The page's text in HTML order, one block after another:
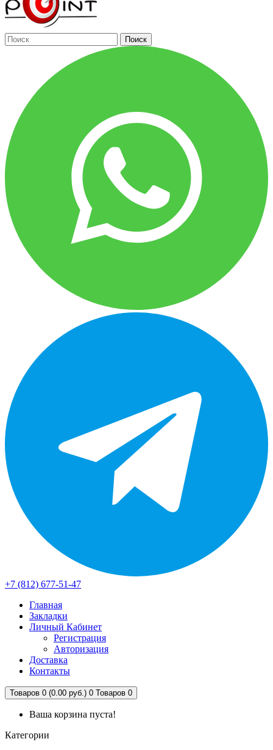
Поиск
+7 (812) 677-51-47
Главная
Закладки
Личный Кабинет
Регистрация
Авторизация
Доставка
Контакты
Товаров 0 (0.00 руб.) 0 Товаров 0
Ваша корзина пуста!
Категории